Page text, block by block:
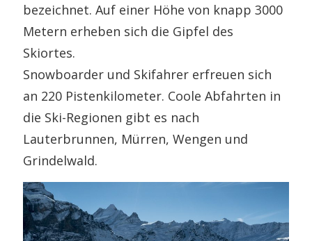
bezeichnet. Auf einer Höhe von knapp 3000
Metern erheben sich die Gipfel des
Skiortes.
Snowboarder und Skifahrer erfreuen sich
an 220 Pistenkilometer. Coole Abfahrten in
die Ski-Regionen gibt es nach
Lauterbrunnen, Mürren, Wengen und
Grindelwald.